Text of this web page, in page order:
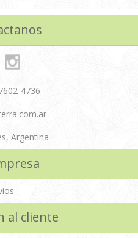
4736
Argentina
al cliente